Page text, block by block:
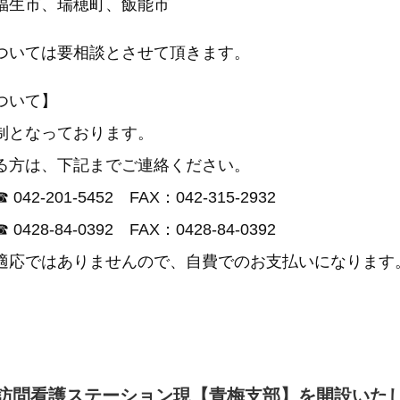
生市、瑞穂町、飯能市
ては要相談とさせて頂きます。
て】
なっております。
は、下記までご連絡ください。
042-201-5452FAX：042-315-2932
0428-84-0392FAX：0428-84-0392
応ではありませんので、自費でのお支払いになります
問看護ステーション現【青梅支部】を開設いた